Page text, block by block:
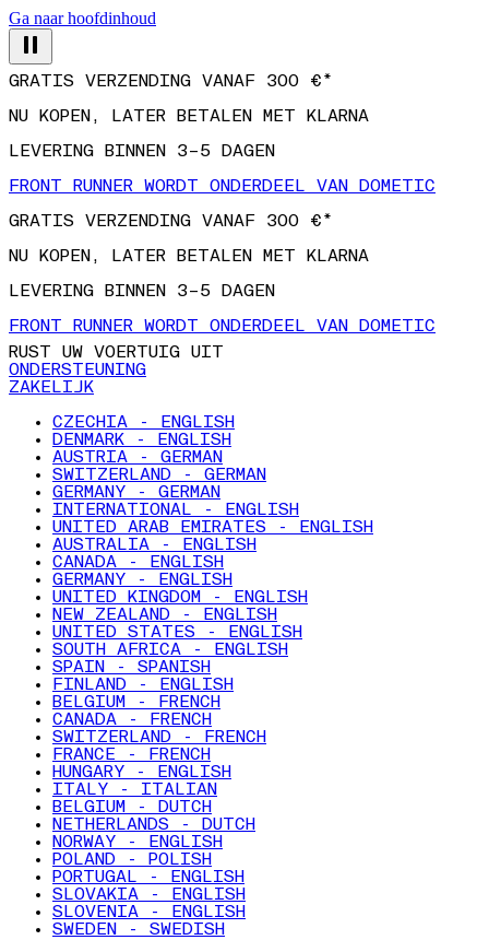
Ga naar hoofdinhoud
NU KOPEN, LATER BETALEN MET KLARNA
LEVERING BINNEN 3–5 DAGEN
FRONT RUNNER WORDT ONDERDEEL VAN DOMETIC
GRATIS VERZENDING VANAF 300 €*
NU KOPEN, LATER BETALEN MET KLARNA
LEVERING BINNEN 3–5 DAGEN
FRONT RUNNER WORDT ONDERDEEL VAN DOMETIC
RUST UW VOERTUIG UIT
ONDERSTEUNING
ZAKELIJK
CZECHIA - ENGLISH
DENMARK - ENGLISH
AUSTRIA - GERMAN
SWITZERLAND - GERMAN
GERMANY - GERMAN
INTERNATIONAL - ENGLISH
UNITED ARAB EMIRATES - ENGLISH
AUSTRALIA - ENGLISH
CANADA - ENGLISH
GERMANY - ENGLISH
UNITED KINGDOM - ENGLISH
NEW ZEALAND - ENGLISH
UNITED STATES - ENGLISH
SOUTH AFRICA - ENGLISH
SPAIN - SPANISH
FINLAND - ENGLISH
BELGIUM - FRENCH
CANADA - FRENCH
SWITZERLAND - FRENCH
FRANCE - FRENCH
HUNGARY - ENGLISH
ITALY - ITALIAN
BELGIUM - DUTCH
NETHERLANDS - DUTCH
NORWAY - ENGLISH
POLAND - POLISH
PORTUGAL - ENGLISH
SLOVAKIA - ENGLISH
SLOVENIA - ENGLISH
SWEDEN - SWEDISH